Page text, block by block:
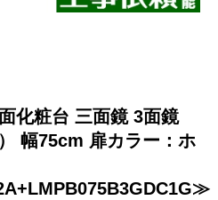
化粧台 三面鏡 3面鏡
幅75cm 扉カラー：ホ